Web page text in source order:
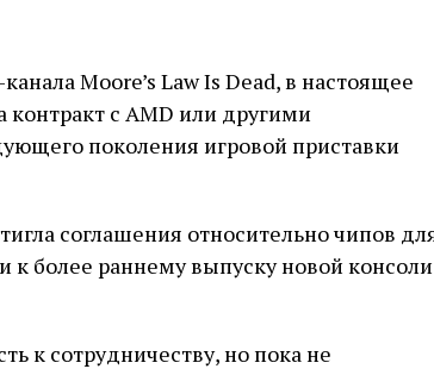
Moore’s Law Is Dead, в настоящее
с AMD или другими
поколения игровой приставки
соглашения относительно чипов
к более раннему выпуску новой консоли
к сотрудничеству, но пока не